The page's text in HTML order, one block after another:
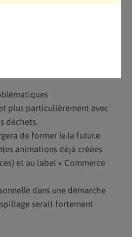
plus particulièrement avec
déchets.
de former le.la futur.e
animations déjà créées
et au label « Commerce
dans une démarche
serait fortement